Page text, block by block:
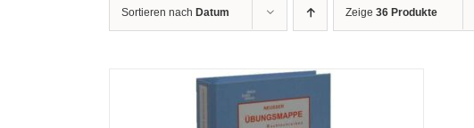
Sortieren nach Datum Zeige 36 Produkte